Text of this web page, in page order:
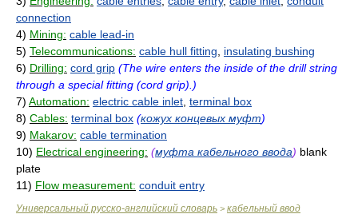
connection
4) Mining: cable lead-in
5) Telecommunications: cable hull fitting
insulating bushing
6) Drilling: cord grip (The wire enters the inside of the drill string
through a special fitting (cord grip).)
7) Automation: electric cable inlet terminal box
8) Cables: terminal box (кожух концевых муфт)
9) Makarov: cable termination
10) Electrical engineering: (муфта кабельного ввода) blank
plate
11) Flow measurement: conduit entry
Универсальный русско-английский словарь > кабельный ввод